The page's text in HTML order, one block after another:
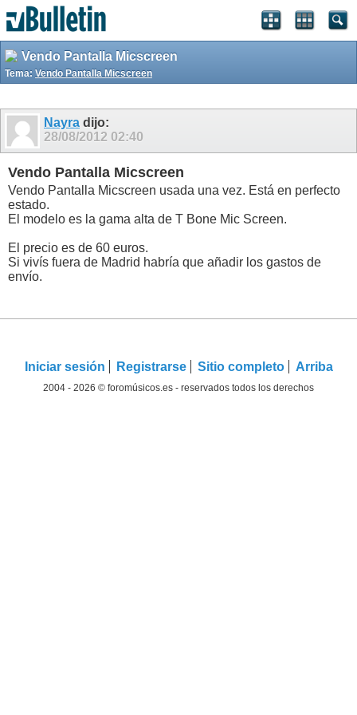
Vendo Pantalla Micscreen
Tema: Vendo Pantalla Micscreen
Nayra dijo:
28/08/2012 02:40
Vendo Pantalla Micscreen
Vendo Pantalla Micscreen usada una vez. Está en perfecto
estado.
El modelo es la gama alta de T Bone Mic Screen.
El precio es de 60 euros.
Si vivís fuera de Madrid habría que añadir los gastos de
envío.
Iniciar sesión Registrarse Sitio completo Arriba
2004 - 2026 © foromúsicos.es - reservados todos los derechos